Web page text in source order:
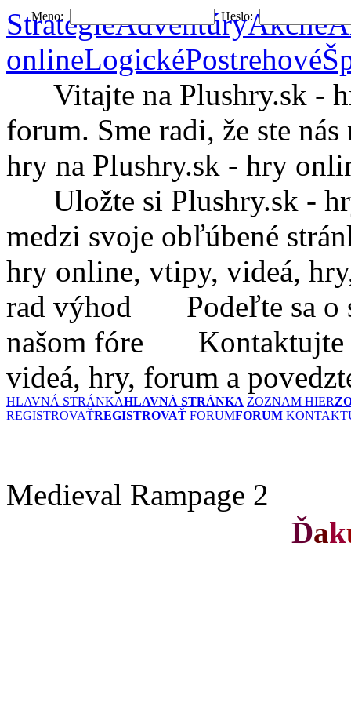
Meno: Heslo:
StratégieAdventúryAkčné
onlineLogickéPostrehové
Vitajte na Plushry.sk -
forum. Sme radi, že ste
hry na Plushry.sk - hry
Uložte si Plushry.sk -
medzi svoje obľúbené
hry online, vtipy, videá,
rad výhod
Podeľte sa o
našom fóre
Kontaktujte
videá, hry, forum a
HLAVNÁ STRÁNKAHLAVNÁ STRÁNKA ZOZNAM HIER
REGISTROVAŤREGISTROVAŤ FORUMFORUM
Medieval Rampage 2
Ďak